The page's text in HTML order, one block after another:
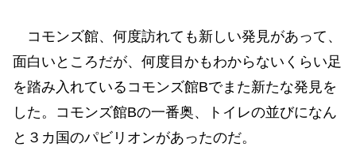
コモンズ館、何度訪れても新しい発見があって、
面白いところだが、何度目かもわからないくらい足
を踏み入れているコモンズ館Bでまた新たな発見を
した。コモンズ館Bの一番奥、トイレの並びになん
と３カ国のパビリオンがあったのだ。